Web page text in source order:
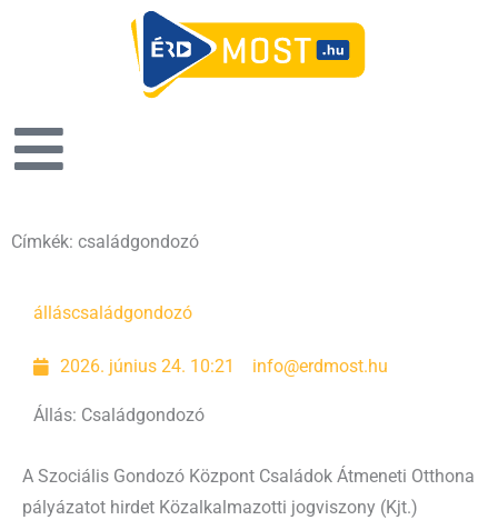
Címkék: családgondozó
álláscsaládgondozó
2026. június 24. 10:21 info@erdmost.hu
Állás: Családgondozó
A Szociális Gondozó Központ Családok Átmeneti Otthona
pályázatot hirdet Közalkalmazotti jogviszony (Kjt.)